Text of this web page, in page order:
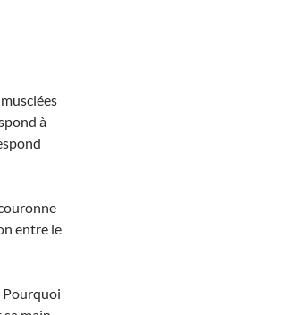
à
entre le
Pourquoi